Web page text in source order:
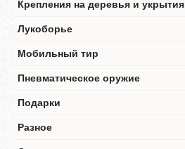
Крепления на деревья и укрытия
Лукоборье
Мобильный тир
Пневматическое оружие
Подарки
Разное